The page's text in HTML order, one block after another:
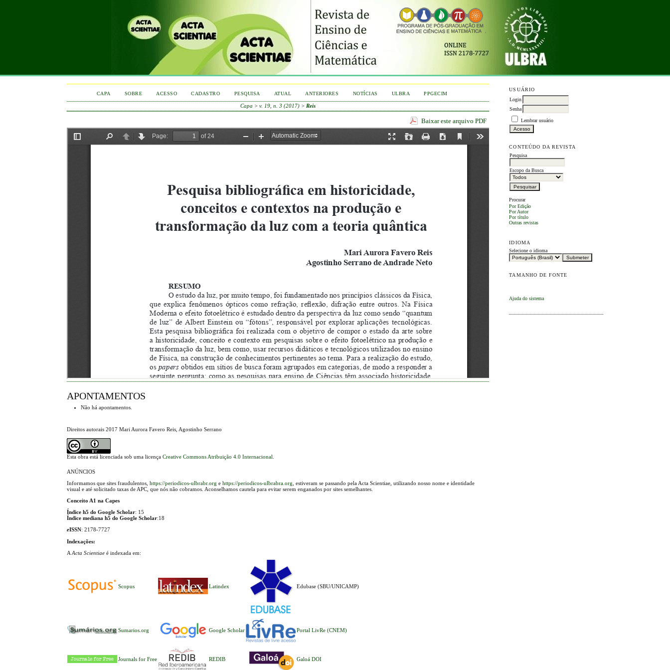
USUÁRIO
Login
Senha
Lembrar usuário
CONTEÚDO DA REVISTA
Pesquisa
Escopo da Busca
Procurar
Por Edição
Por Autor
Por título
Outras revistas
IDIOMA
Selecione o idioma
TAMANHO DE FONTE
Ajuda do sistema
CAPA SOBRE ACESSO CADASTRO PESQUISA ATUAL ANTERIORES NOTÍCIAS ULBRA PPGECIM
Capa >v. 19, n. 3 (2017) > Reis
Baixar este arquivo PDF
APONTAMENTOS
Não há apontamentos.
Direitos autorais 2017 Mari Aurora Favero Reis, Agostinho Serrano
Esta obra está licenciada sob uma licençaCreative Commons Atribuição 4.0 Internacional
ANÚNCIOS
Informamos que sites fraudulentos,https://periodicos-ulbrabr.org ehttps://periodicos-ulbrabra.org , estiveram se passando pela Acta Scientiae, utilizando nosso nome e identidade
visual e até solicitado taxas de APC, que nós não cobramos. Aconselhamos cautela para evitar serem enganados por sites semelhantes.
Conceito A1 na Capes
Índice h5 do Google Scholar: 15
Índice mediana h5 do Google Scholar:18
eISSN: 2178-7727
Indexações:
AActa Scientiaeé indexada em:
Scopus Latindex Edubase (SBU/UNICAMP)
Sumarios.org Google Scholar Portal LivRe (CNEM)
Journals for Free REDIB Galoá DOI